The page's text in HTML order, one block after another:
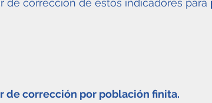
de corrección de estos indicadores para
de corrección por población finita.